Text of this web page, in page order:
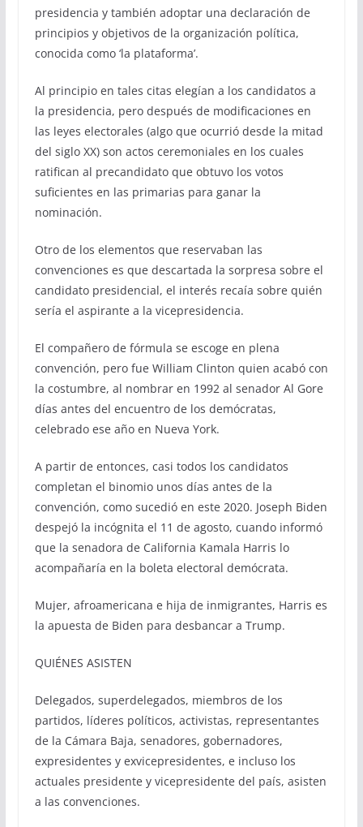
presidencia y también adoptar una declaración de
principios y objetivos de la organización política,
conocida como ‘la plataforma’.
Al principio en tales citas elegían a los candidatos a
la presidencia, pero después de modificaciones en
las leyes electorales (algo que ocurrió desde la mitad
del siglo XX) son actos ceremoniales en los cuales
ratifican al precandidato que obtuvo los votos
suficientes en las primarias para ganar la
nominación.
Otro de los elementos que reservaban las
convenciones es que descartada la sorpresa sobre el
candidato presidencial, el interés recaía sobre quién
sería el aspirante a la vicepresidencia.
El compañero de fórmula se escoge en plena
convención, pero fue William Clinton quien acabó con
la costumbre, al nombrar en 1992 al senador Al Gore
días antes del encuentro de los demócratas,
celebrado ese año en Nueva York.
A partir de entonces, casi todos los candidatos
completan el binomio unos días antes de la
convención, como sucedió en este 2020. Joseph Biden
despejó la incógnita el 11 de agosto, cuando informó
que la senadora de California Kamala Harris lo
acompañaría en la boleta electoral demócrata.
Mujer, afroamericana e hija de inmigrantes, Harris es
la apuesta de Biden para desbancar a Trump.
QUIÉNES ASISTEN
Delegados, superdelegados, miembros de los
partidos, líderes políticos, activistas, representantes
de la Cámara Baja, senadores, gobernadores,
expresidentes y exvicepresidentes, e incluso los
actuales presidente y vicepresidente del país, asisten
a las convenciones.